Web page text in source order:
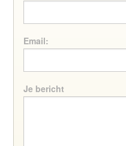
Email:
Je bericht